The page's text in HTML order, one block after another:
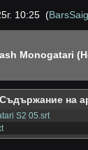
10:25 (
Monogatari
Съдържание на
S2 05.srt